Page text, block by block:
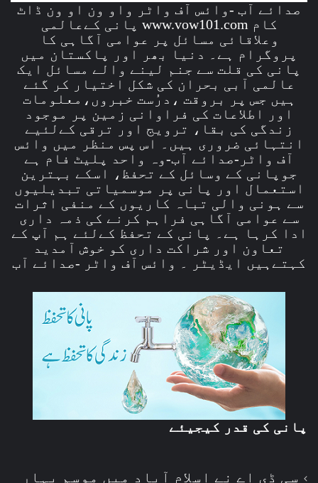
صدائے آب -وائس آف واٹر واو ون او ون ڈاٹ
کام www.vow101.com پانی کےعالمی
وعلاقائی مسائل پر عوامی آگاہی کا
پروگرام ہے۔ دنیا بھر اور پاکستان میں
پانی کی قلت سے جنم لینے والے مسائل ایک
عالمی آبی بحران کی شکل اختیار کر گئے
ہیں جس پر بروقت ،درُست خبروں،معلومات
اور اطلاعات کی فراوانی زمین پر موجود
زندگی کی بقا، ترویج اور ترقی کےلئیے
انتہائی ضروری ہیں۔ اس پس منظر میں وائس
آف واٹر-صدائے آب-وہ واحد پلیٹ فام ہے
جوپانی کے وسائل کے تحفظ، اسکے بہترین
استعمال اور پانی پر موسمیاتی تبدیلیوں
سے ہونی والی تباہ کاریوں کے منفی اثرات
سے عوامی آگاہی فراہم کرنے کی ذمہ داری
ادا کرہا ہے۔ پانی کے تحفظ کےلئے ہم آپ کے
تعاون اور شراکت داری کو خوش آمدید
کہتےہیں ایڈیٹر ۔ وائس آف واٹر -صدائے آب
پانی کی قدر کیجیئے
سی ڈی اے نے اسلام آباد میں موسم بہار